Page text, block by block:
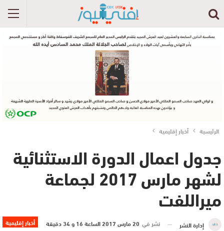
الرئيسية أخبار إقليمية
جدول اعمال الدورة الاستثنائية
لشهر مارس 2017‎ لجماعة
ميراللفت
أخبار إقليمية إدارة النشر نشر في 20 مارس 2017 الساعة 16 و 34 دقيقة